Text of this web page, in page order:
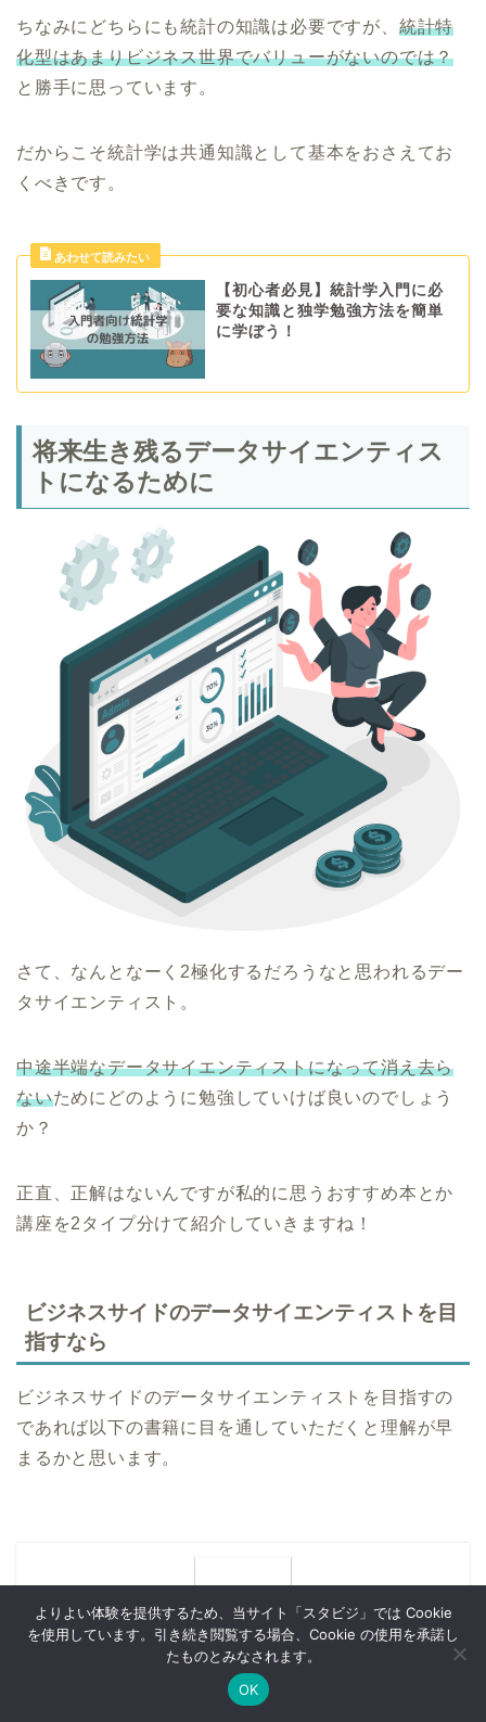
ちなみにどちらにも統計の知識は必要ですが、 統計特
化型はあまりビジネス世界でバリューがないのでは？
と勝手に思っています。
だからこそ統計学は共通知識として基本をおさえてお
くべきです。
【初心者必見】統計学入門に必
要な知識と独学勉強方法を簡単
に学ぼう！
将来生き残るデータサイエンティス
トになるために
さて、なんとなーく2極化するだろうなと思われるデー
タサイエンティスト。
中途半端なデータサイエンティストになって消え去ら
ないためにどのように勉強していけば良いのでしょう
か？
正直、正解はないんですが私的に思うおすすめ本とか
講座を2タイプ分けて紹介していきますね！
ビジネスサイドのデータサイエンティストを目
指すなら
ビジネスサイドのデータサイエンティストを目指すの
であれば以下の書籍に目を通していただくと理解が早
まるかと思います。
よりよい体験を提供するため、当サイト「スタビジ」では Cookie
を使用しています。引き続き閲覧する場合、Cookie の使用を承諾し
たものとみなされます。
OK